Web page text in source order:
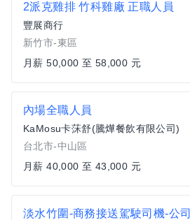
2派克雞排 竹科雞廠 正職人員
豐展商行
新竹市-東區
月薪 50,000 至 58,000 元
內場全職人員
KaMosu卡莯舒(騰燁餐飲有限公司)
台北市-中山區
月薪 40,000 至 43,000 元
淡水竹圍-商務接送駕駛司機-公